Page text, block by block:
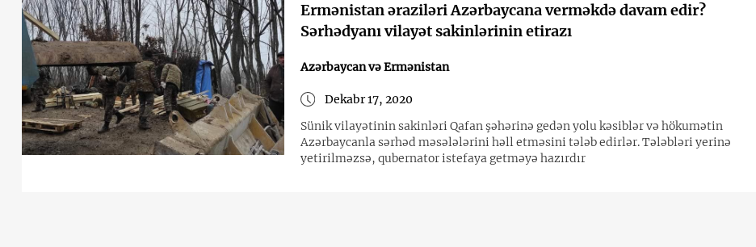
Ermənistan əraziləri Azərbaycana verməkdə davam edir?
Sərhədyanı vilayət sakinlərinin etirazı
Azərbaycan və Ermənistan
Dekabr 17, 2020
Sünik vilayətinin sakinləri Qafan şəhərinə gedən yolu kəsiblər və hökumətin
Azərbaycanla sərhəd məsələlərini həll etməsini tələb edirlər. Tələbləri yerinə
yetirilməzsə, qubernator istefaya getməyə hazırdır